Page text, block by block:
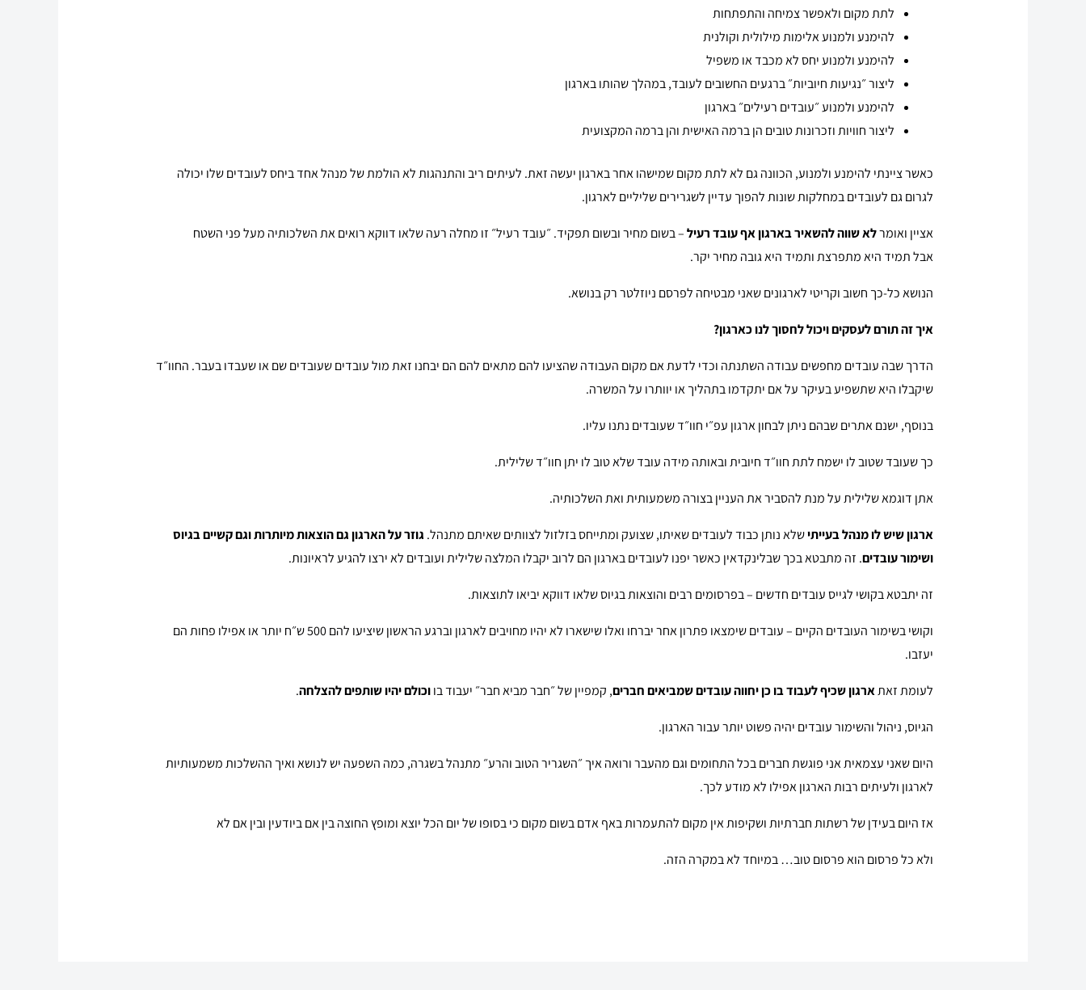
לתת מקום ולאפשר צמיחה והתפתחות
להימנע ולמנוע אלימות מילולית וקולנית
להימנע ולמנוע יחס לא מכבד או משפיל
ליצור ״נגיעות חיוביות״ ברגעים החשובים לעובד, במהלך שהותו בארגון
להימנע ולמנוע ״עובדים רעילים״ בארגון
ליצור חוויות וזכרונות טובים הן ברמה האישית והן ברמה המקצועית
כאשר ציינתי להימנע ולמנוע, הכוונה גם לא לתת מקום שמישהו אחר בארגון יעשה זאת. לעיתים ריב והתנהגות לא הולמת של מנהל אחד ביחס לעובדים שלו יכולה
לגרום גם לעובדים במחלקות שונות להפוך עדיין לשגרירים שליליים לארגון.
אציין ואומרלא שווה להשאיר בארגון אף עובד רעיל– בשום מחיר ובשום תפקיד. ״עובד רעיל״ זו מחלה רעה שלאו דווקא רואים את השלכותיה מעל פני השטח
אבל תמיד היא מתפרצת ותמיד היא גובה מחיר יקר.
הנושא כל-כך חשוב וקריטי לארגונים שאני מבטיחה לפרסם ניוזלטר רק בנושא.
איך זה תורם לעסקים ויכול לחסוך לנו כארגון?
הדרך שבה עובדים מחפשים עבודה השתנתה וכדי לדעת אם מקום העבודה שהציעו להם מתאים להם הם יבחנו זאת מול עובדים שעובדים שם או שעבדו בעבר. החוו״ד
שיקבלו היא שתשפיע בעיקר על אם יתקדמו בתהליך או יוותרו על המשרה.
בנוסף, ישנם אתרים שבהם ניתן לבחון ארגון עפ״י חוו״ד שעובדים נתנו עליו.
כך שעובד שטוב לו ישמח לתת חוו״ד חיובית ובאותה מידה עובד שלא טוב לו יתן חוו״ד שלילית.
אתן דוגמא שלילית על מנת להסביר את העניין בצורה משמעותית ואת השלכותיה.
ארגון שיש לו מנהל בעייתישלא נותן כבוד לעובדים שאיתו, שצועק ומתייחס בזלזול לצוותים שאיתם מתנהל. גוזר על הארגון גם הוצאות מיותרות וגם קשיים בגיוס
ושימור עובדים. זה מתבטא בכך שבלינקדאין כאשר יפנו לעובדים בארגון הם לרוב יקבלו המלצה שלילית ועובדים לא ירצו להגיע לראיונות.
זה יתבטא בקושי לגייס עובדים חדשים – בפרסומים רבים והוצאות בגיוס שלאו דווקא יביאו לתוצאות.
וקושי בשימור העובדים הקיים – עובדים שימצאו פתרון אחר יברחו ואלו שישארו לא יהיו מחויבים לארגון וברגע הראשון שיציעו להם 500 ש״ח יותר או אפילו פחות הם
יעזבו.
לעומת זאתארגון שכיף לעבוד בו כן יחווה עובדים שמביאים חברים, קמפיין של ״חבר מביא חבר״ יעבוד בווכולם יהיו שותפים להצלחה.
הגיוס, ניהול והשימור עובדים יהיה פשוט יותר עבור הארגון.
היום שאני עצמאית אני פוגשת חברים בכל התחומים וגם מהעבר ורואה איך ״השגריר הטוב והרע״ מתנהל בשגרה, כמה השפעה יש לנושא ואיך ההשלכות משמעותיות
לארגון ולעיתים רבות הארגון אפילו לא מודע לכך.
אז היום בעידן של רשתות חברתיות ושקיפות אין מקום להתעמרות באף אדם בשום מקום כי בסופו של יום הכל יוצא ומופץ החוצה בין אם ביודעין ובין אם לא
ולא כל פרסום הוא פרסום טוב… במיוחד לא במקרה הזה.